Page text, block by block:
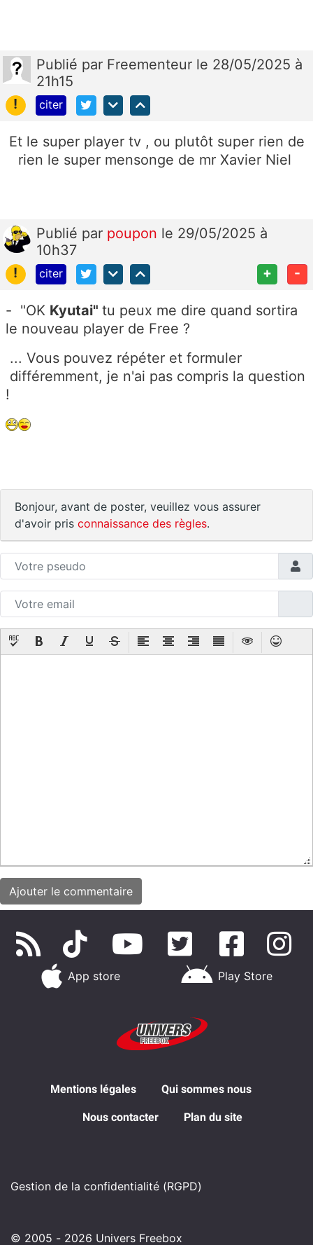
Publié par Freementeur le 28/05/2025 à
21h15
!
citer
Et le super player tv , ou plutôt super rien de
rien le super mensonge de mr Xavier Niel
Publié par poupon le 29/05/2025 à
10h37
!
citer + -
- "OK Kyutai" tu peux me dire quand sortira
le nouveau player de Free ?
... Vous pouvez répéter et formuler
différemment, je n'ai pas compris la question
!
Bonjour, avant de poster, veuillez vous assurer
d'avoir pris connaissance des règles.
App store Play Store
Mentions légales Qui sommes nous
Nous contacter Plan du site
Gestion de la confidentialité (RGPD)
© 2005 - 2026 Univers Freebox